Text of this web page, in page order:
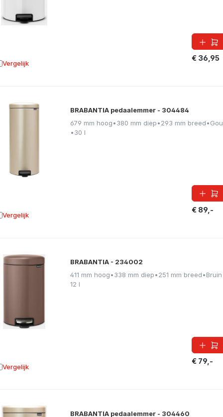
€ 36,95
Vergelijk aan vergelijking
BRABANTIA pedaalemmer - 304484
679 mm hoog•380 mm diep•293 mm breed•
•30 l
€ 89,-
Vergelijk aan vergelijking
BRABANTIA - 234002
411 mm hoog•338 mm diep•251 mm breed•Bruin
12 l
€ 79,-
Vergelijk aan vergelijking
BRABANTIA pedaalemmer - 304460